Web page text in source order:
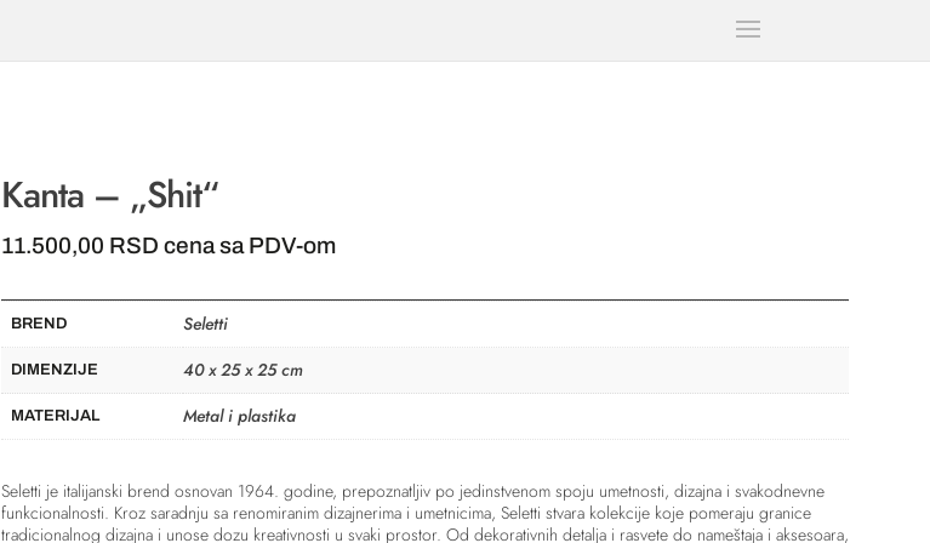
Kanta – „Shit“
11.500,00 RSD cena sa PDV-om
BREND Seletti
DIMENZIJE 40 x 25 x 25 cm
MATERIJAL Metal i plastika
Seletti je italijanski brend osnovan 1964. godine, prepoznatljiv po jedinstvenom spoju umetnosti, dizajna i svakodnevne
funkcionalnosti. Kroz saradnju sa renomiranim dizajnerima i umetnicima, Seletti stvara kolekcije koje pomeraju granice
tradicionalnog dizajna i unose dozu kreativnosti u svaki prostor. Od dekorativnih detalja i rasvete do nameštaja i aksesoara,